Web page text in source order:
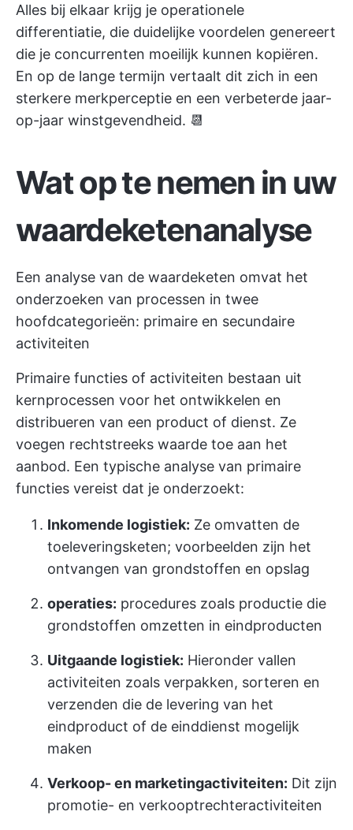
Alles bij elkaar krijg je operationele
differentiatie, die duidelijke voordelen genereert
die je concurrenten moeilijk kunnen kopiëren.
En op de lange termijn vertaalt dit zich in een
sterkere merkperceptie en een verbeterde jaar-
op-jaar winstgevendheid. 📆
Wat op te nemen in uw
waardeketenanalyse
Een analyse van de waardeketen omvat het
onderzoeken van processen in twee
hoofdcategorieën: primaire en secundaire
activiteiten
Primaire functies of activiteiten bestaan uit
kernprocessen voor het ontwikkelen en
distribueren van een product of dienst. Ze
voegen rechtstreeks waarde toe aan het
aanbod. Een typische analyse van primaire
functies vereist dat je onderzoekt:
Inkomende logistiek: Ze omvatten de
toeleveringsketen; voorbeelden zijn het
ontvangen van grondstoffen en opslag
operaties: procedures zoals productie die
grondstoffen omzetten in eindproducten
Uitgaande logistiek: Hieronder vallen
activiteiten zoals verpakken, sorteren en
verzenden die de levering van het
eindproduct of de einddienst mogelijk
maken
Verkoop- en marketingactiviteiten: Dit zijn
promotie- en verkooptrechteractiviteiten